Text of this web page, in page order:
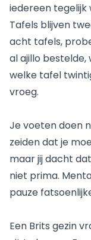
iedereen tegelijk
Tafels blijven
acht tafels,
al ajillo bestelde,
welke tafel
vroeg.
Je voeten doen
zeiden dat je
maar jij dacht
niet prima.
pauze
Een Brits gezin